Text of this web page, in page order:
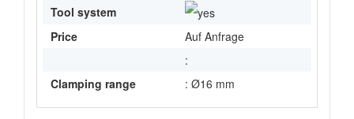
Tool system
Price
Auf Anfrage
:
Clamping range
: Ø16 mm